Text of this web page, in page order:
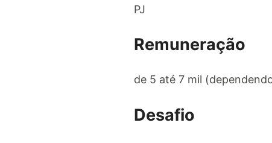
PJ
Remuneração
de 5 até 7 mil
Desafio